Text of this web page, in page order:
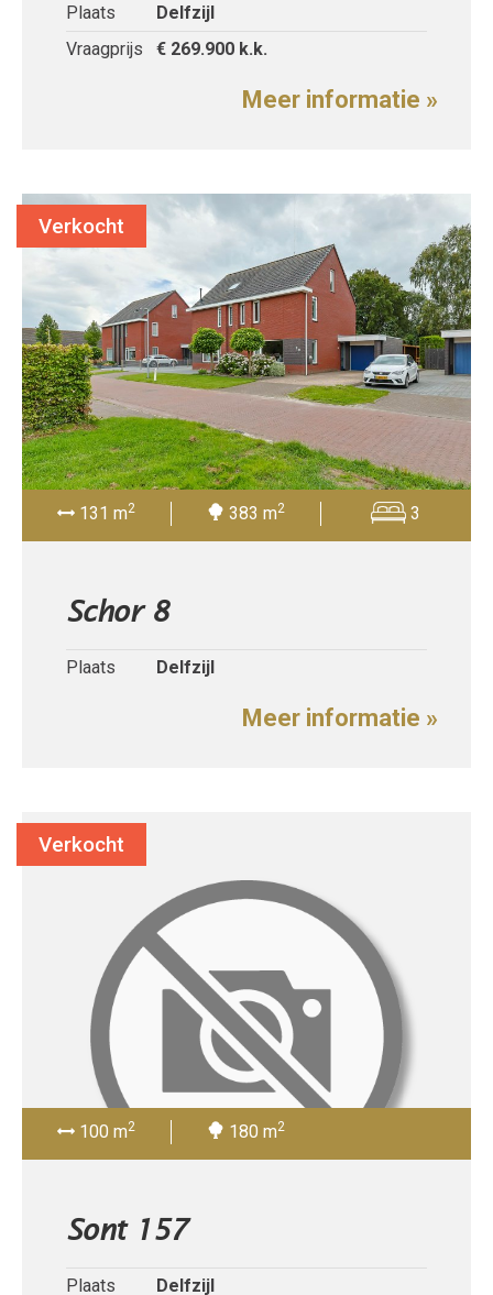
Plaats
Delfzijl
Vraagprijs
€ 269.900 k.k.
Meer informatie »
131 m2 383 m2 3
Schor 8
Plaats Delfzijl
Meer informatie »
Verkocht
100 m2 180 m2
Sont 157
Plaats Delfzijl
Verkocht